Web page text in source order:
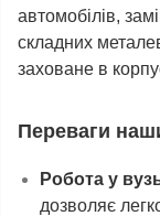
автомобілів,
складних
заховане в
Переваги
Робота у
дозволяє